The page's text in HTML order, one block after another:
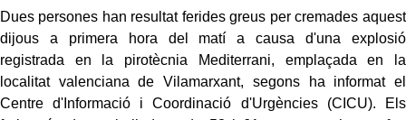
Dues persones han resultat ferides greus per cremades aquest
dijous a primera hora del matí a causa d'una explosió
registrada en la pirotècnia Mediterrani, emplaçada en la
localitat valenciana de Vilamarxant, segons ha informat el
Centre d'Informació i Coordinació d'Urgències (CICU). Els